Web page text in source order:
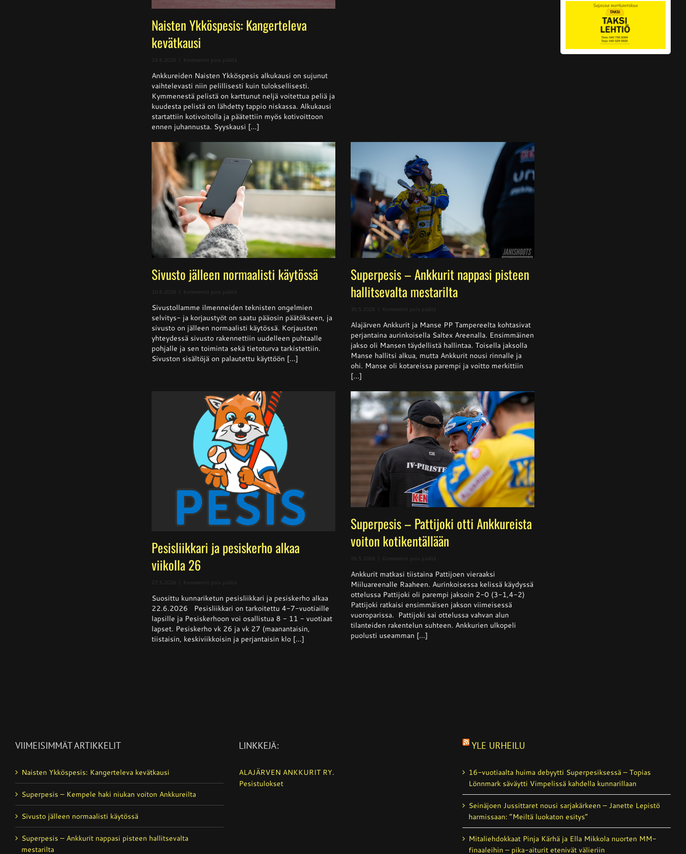
Naisten Ykköspesis: Kangerteleva
kevätkausi
19.6.2026 Kommentit pois päältä
Ykköspesis:
Kangerteleva
kevätkausi
Ankkureiden Naisten Ykköspesis alkukausi on sujunut
vaihtelevasti niin pelillisesti kuin tuloksellisesti.
Kymmenestä pelistä on karttunut neljä voitettua peliä ja
kuudesta pelistä on lähdetty tappio niskassa. Alkukausi
startattiin kotivoitolla ja päätettiin myös kotivoittoon
ennen juhannusta. Syyskausi [...]
Sivusto jälleen normaalisti käytössä
10.6.2026 Kommentit pois päältä
jälleen
normaalisti
käytössä
Sivustollamme ilmenneiden teknisten ongelmien
selvitys- ja korjaustyöt on saatu pääosin päätökseen, ja
sivusto on jälleen normaalisti käytössä. Korjausten
yhteydessä sivusto rakennettiin uudelleen puhtaalle
pohjalle ja sen toiminta sekä tietoturva tarkistettiin.
Sivuston sisältöjä on palautettu käyttöön [...]
Superpesis – Ankkurit nappasi pisteen
hallitsevalta mestarilta
30.5.2026 Kommentit pois päältä
–
Ankkurit
nappasi
pisteen
hallitsevalta
Alajärven Ankkurit ja Manse PP Tampereelta kohtasivat
perjantaina aurinkoisella Saltex Areenalla. Ensimmäinen
jakso oli Mansen täydellistä hallintaa. Toisella jaksolla
Manse hallitsi alkua, mutta Ankkurit nousi rinnalle ja
ohi. Manse oli kotareissa parempi ja voitto merkittiin
[...]
Pesisliikkari ja pesiskerho alkaa
viikolla 26
27.5.2026 Kommentit pois päältä
ja
pesiskerho
alkaa
viikolla
26
Suosittu kunnariketun pesisliikkari ja pesiskerho alkaa
22.6.2026 Pesisliikkari on tarkoitettu 4-7-vuotiaille
lapsille ja Pesiskerhoon voi osallistua 8 - 11 - vuotiaat
lapset. Pesiskerho vk 26 ja vk 27 (maanantaisin,
tiistaisin, keskiviikkoisin ja perjantaisin klo [...]
Superpesis – Pattijoki otti Ankkureista
voiton kotikentällään
26.5.2026 Kommentit pois päältä
–
Pattijoki
otti
Ankkureista
voiton
kotikentällään
Ankkurit matkasi tiistaina Pattijoen vieraaksi
Miiluareenalle Raaheen. Aurinkoisessa kelissä käydyssä
ottelussa Pattijoki oli parempi jaksoin 2-0 (3-1,4-2)
Pattijoki ratkaisi ensimmäisen jakson viimeisessä
vuoroparissa. Pattijoki sai ottelussa vahvan alun
tilanteiden rakentelun suhteen. Ankkurien ulkopeli
puolusti useamman [...]
VIIMEISIMMÄT ARTIKKELIT
Naisten Ykköspesis: Kangerteleva kevätkausi
Superpesis – Kempele haki niukan voiton Ankkureilta
Sivusto jälleen normaalisti käytössä
Superpesis – Ankkurit nappasi pisteen hallitsevalta
mestarilta
LINKKEJÄ:
ALAJÄRVEN ANKKURIT RY.
Pesistulokset
YLE URHEILU
16-vuotiaalta huima debyytti Superpesiksessä – Topias
Lönnmark säväytti Vimpelissä kahdella kunnarillaan
Seinäjoen Jussittaret nousi sarjakärkeen – Janette Lepistö
harmissaan: ”Meiltä luokaton esitys”
Mitaliehdokkaat Pinja Kärhä ja Ella Mikkola nuorten MM-
finaaleihin – pika-aiturit etenivät välieriin